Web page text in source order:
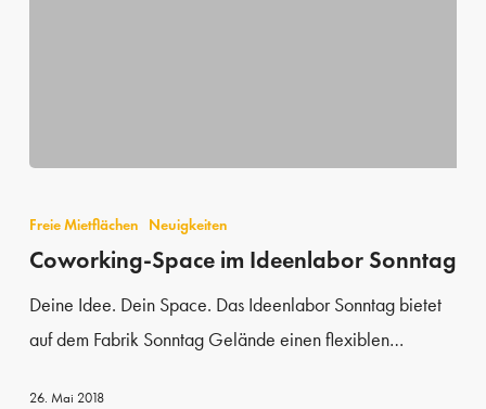
Space
im
Freie Mietflächen Neuigkeiten
Coworking-Space im Ideenlabor Sonntag
Deine Idee. Dein Space. Das Ideenlabor Sonntag bietet
auf dem Fabrik Sonntag Gelände einen flexiblen…
26. Mai 2018